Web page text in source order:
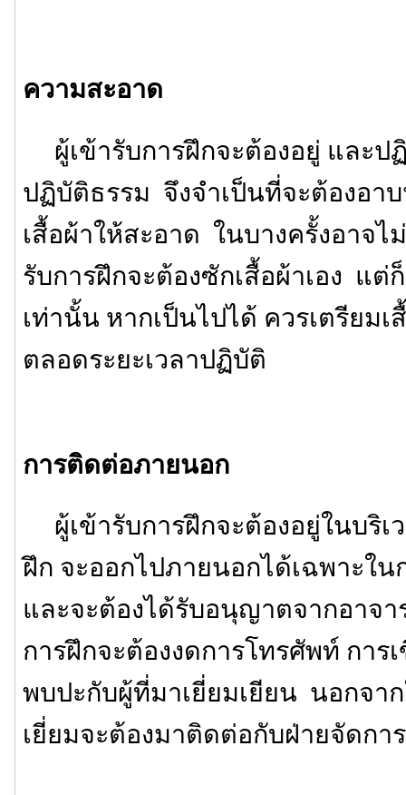
ความสะอาด
ผู้เข้ารับการฝึกจะต้องอยู่ และป
ปฏิบัติธรรม จึงจำเป็นที่จะต้องอา
เสื้อผ้าให้สะอาด ในบางครั้งอาจไ
รับการฝึกจะต้องซักเสื้อผ้าเอง แต่
เท่านั้น หากเป็นไปได้ ควรเตรียมเ
ตลอดระยะเวลาปฏิบัติ
การติดต่อภายนอก
ผู้เข้ารับการฝึกจะต้องอยู่ในบริ
ฝึก จะออกไปภายนอกได้เฉพาะใ
และจะต้องได้รับอนุญาตจากอาจ
การฝึกจะต้องงดการโทรศัพท์ การ
พบปะกับผู้ที่มาเยี่ยมเยียน นอกจา
เยี่ยมจะต้องมาติดต่อกับฝ่ายจัดการ